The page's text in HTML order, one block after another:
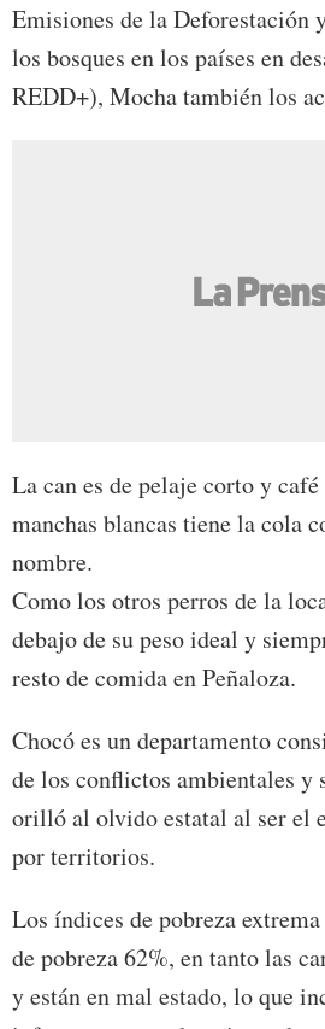
Emisiones de la Deforestación
los bosques en los países en
REDD+), Mocha también los
La can es de pelaje corto y café
manchas blancas tiene la cola
nombre.
Como los otros perros de la
debajo de su peso ideal y
resto de comida en Peñaloza.
Chocó es un departamento
de los conflictos ambientales y
orilló al olvido estatal al ser el
por territorios.
Los índices de pobreza
de pobreza 62%, en tanto las
y están en mal estado, lo que